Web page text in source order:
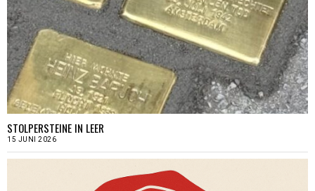
STOLPERSTEINE IN LEER
15 JUNI 2026